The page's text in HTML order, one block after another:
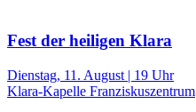
Fest der heiligen Klara
Dienstag, 11. August | 19 Uhr
Klara-Kapelle Franziskuszentrum